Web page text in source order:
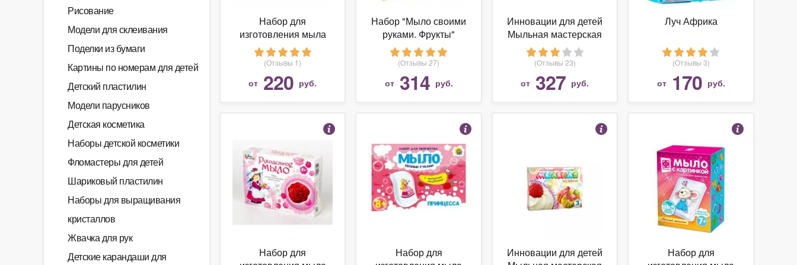
Рисование
Модели для склеивания
Поделки из бумаги
Картины по номерам для детей
Детский пластилин
Модели парусников
Детская косметика
Наборы детской косметики
Фломастеры для детей
Шариковый пластилин
Наборы для выращивания
кристаллов
Жвачка для рук
Детские карандаши для
Набор для
изготовления мыла
Десятое королевство
Милитари
(Отзывы 1)
от 220 руб.
Набор "Мыло своими
руками. Фрукты"
4509144
(Отзывы 27)
от 314 руб.
Инновации для детей
Мыльная мастерская
Океан (741)
(Отзывы 23)
от 327 руб.
Луч Африка
(Отзывы 3)
от 170 руб.
Набор для
Набор для
Инновации для детей
Набор для